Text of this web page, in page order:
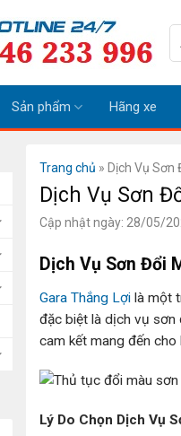
Sản phẩm Hãng xe
Trang chủ » Dịch Vụ Sơn
Dịch Vụ Sơn
Cập nhật ngày: 28/05/
Dịch Vụ Sơn Đổi
Gara Thắng Lợi là một
đặc biệt là dịch vụ sơn
cam kết mang đến
Lý Do Chọn Dịch Vụ